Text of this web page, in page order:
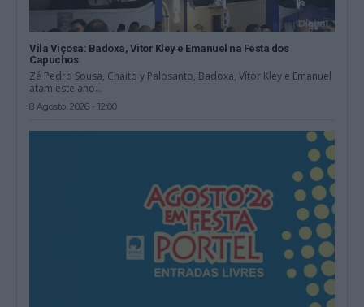
Vila Viçosa: Badoxa, Vitor Kley e Emanuel na Festa dos
Capuchos
Zé Pedro Sousa, Chaito y Palosanto, Badoxa, Vítor Kley e Emanuel
atam este ano...
8 Agosto, 2026 - 12:00